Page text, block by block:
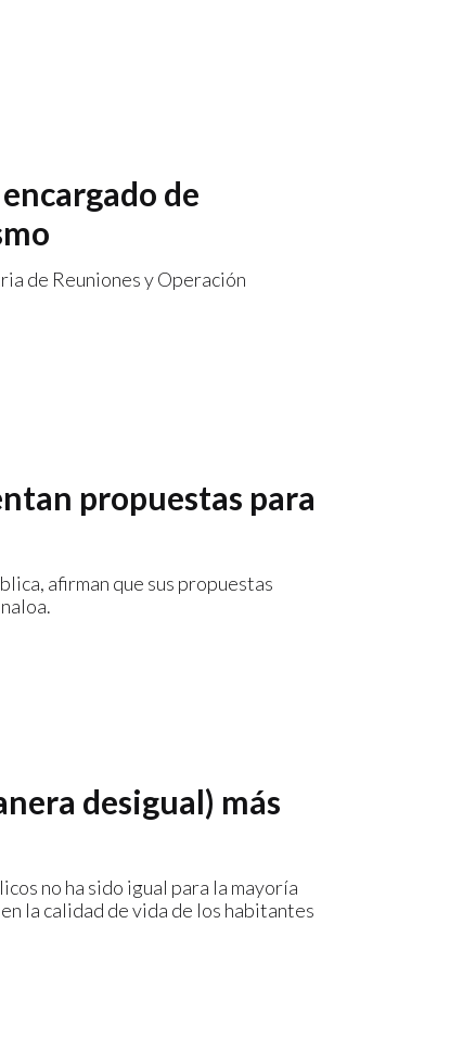
de
de Reuniones y Operación
propuestas para
afirman que sus propuestas
desigual) más
no ha sido igual para la mayoría
la calidad de vida de los habitantes